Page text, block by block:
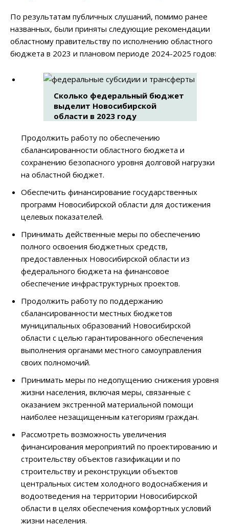
По результатам публичных слушаний, помимо ранее
названных, были приняты следующие рекомендации
областному правительству по исполнению областного
бюджета в 2023 и плановом периоде 2024-2025 годов:
Сколько федеральный бюджет
выделит Новосибирской
области в 2023 году
Продолжить работу по обеспечению
сбалансированности областного бюджета и
сохранению безопасного уровня долговой нагрузки
на областной бюджет.
Обеспечить финансирование государственных
программ Новосибирской области для достижения
целевых показателей.
Принимать действенные меры по обеспечению
полного освоения бюджетных средств,
предоставленных Новосибирской области из
федерального бюджета на финансовое
обеспечение инфраструктурных проектов.
Продолжить работу по поддержанию
сбалансированности местных бюджетов
муниципальных образований Новосибирской
области с целью гарантированного обеспечения
выполнения органами местного самоуправления
своих полномочий.
Принимать меры по недопущению снижения уровня
жизни населения, включая меры, связанные с
оказанием экстренной материальной помощи
наиболее незащищенным категориям граждан.
Рассмотреть возможность увеличения
финансирования мероприятий по проектированию и
строительству объектов газификации и по
строительству и реконструкции объектов
центральных систем холодного водоснабжения и
водоотведения на территории Новосибирской
области в целях обеспечения комфортных условий
жизни населения.